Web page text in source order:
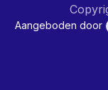
Aangeboden door